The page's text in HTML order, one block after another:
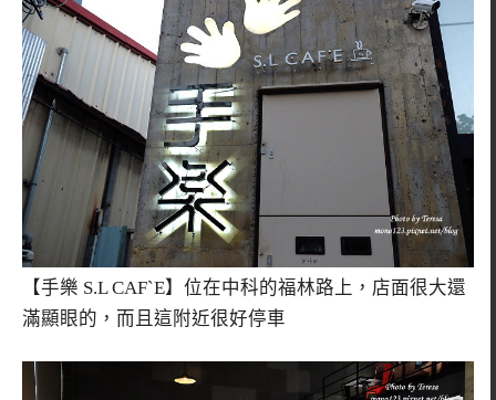
【手樂 S.L CAF`E】位在中科的福林路上，店面很大還
滿顯眼的，而且這附近很好停車